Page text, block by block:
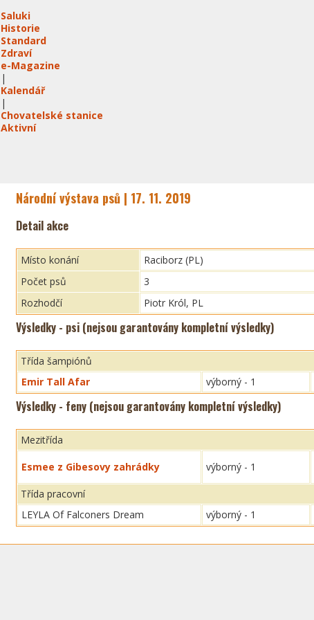
Saluki
Historie
Standard
Zdraví
e-Magazine
|
Kalendář
|
Chovatelské stanice
Aktivní
Národní výstava psů | 17. 11. 2019
Detail akce
Místo konání
Raciborz (PL)
Počet psů
3
Rozhodčí
Piotr Król, PL
Výsledky - psi (nejsou garantovány kompletní výsledky)
Třída šampiónů
Emir Tall Afar
výborný - 1
Výsledky - feny (nejsou garantovány kompletní výsledky)
Mezitřída
Esmee z Gibesovy zahrádky výborný - 1
Třída pracovní
LEYLA Of Falconers Dream
výborný - 1